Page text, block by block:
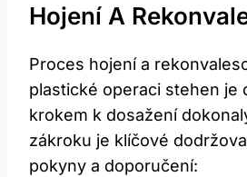
Hojení A
Proces⁣ hojení a
plastické operaci stehen je
krokem k dosažení
zákroku je klíčové
pokyny a doporučení: